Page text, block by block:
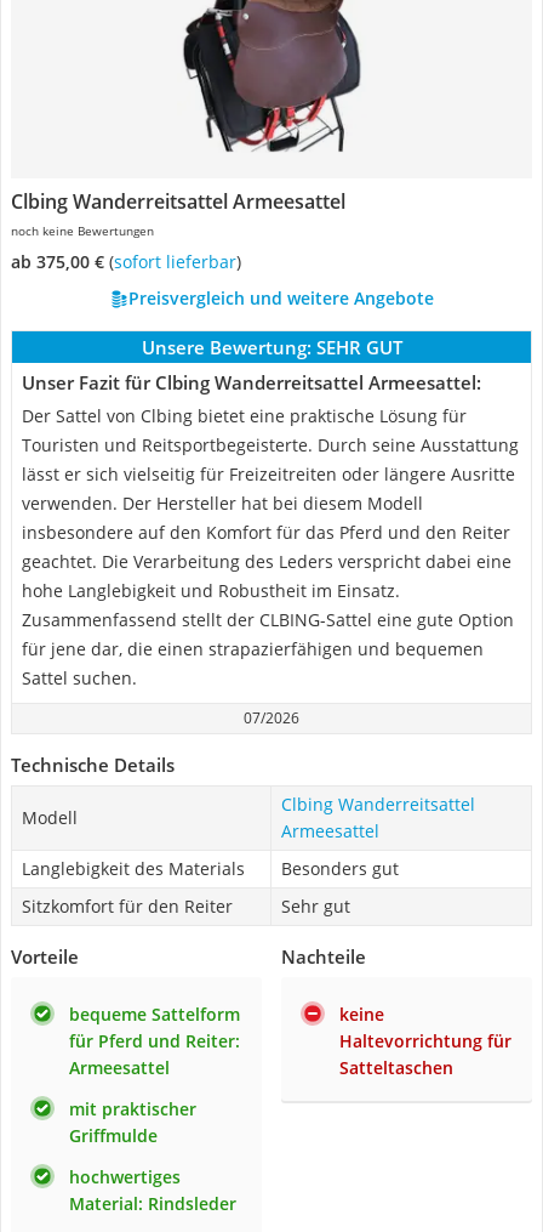
Clbing Wanderreitsattel Armeesattel
noch keine Bewertungen
ab 375,00 € ( Sofort lieferbar)
Preisvergleich und weitere Angebote
Unsere Bewertung: SEHR GUT
Unser Fazit für Clbing Wanderreitsattel Armeesattel:
Der Sattel von Clbing bietet eine praktische Lösung für
Touristen und Reitsportbegeisterte. Durch seine Ausstattung
lässt er sich vielseitig für Freizeitreiten oder längere Ausritte
verwenden. Der Hersteller hat bei diesem Modell
insbesondere auf den Komfort für das Pferd und den Reiter
geachtet. Die Verarbeitung des Leders verspricht dabei eine
hohe Langlebigkeit und Robustheit im Einsatz.
Zusammenfassend stellt der CLBING-Sattel eine gute Option
für jene dar, die einen strapazierfähigen und bequemen
Sattel suchen.
07/2026
Technische Details
Modell
Clbing Wanderreitsattel
Armeesattel
Langlebigkeit des Materials
Besonders gut
Sitzkomfort für den Reiter
Sehr gut
Vorteile
bequeme Sattelform
für Pferd und Reiter:
Armeesattel
mit praktischer
Griffmulde
hochwertiges
Material: Rindsleder
Nachteile
keine
Haltevorrichtung für
Satteltaschen